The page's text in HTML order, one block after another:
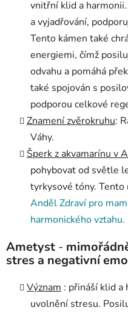
vnitřní klid a
a vyjadřování,
Tento kámen také
energiemi, čímž
odvahu a pomáhá
také spojován s
podporou celkové
Znamení zvěrokruhu:
Váhy.
Šperk z akvamarínu v
pohybovat od světle
tyrkysové tóny.
Anděl Zdraví pro
harmonického vztahu.
Ametyst -
stres a negativní
Význam : přináší klid a
uvolnění stresu.